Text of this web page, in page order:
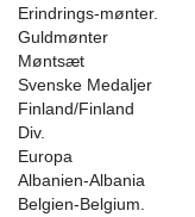
Erindrings-mønter.
Guldmønter
Møntsæt
Svenske Medaljer
Finland/Finland
Div.
Europa
Albanien-Albania
Belgien-Belgium.